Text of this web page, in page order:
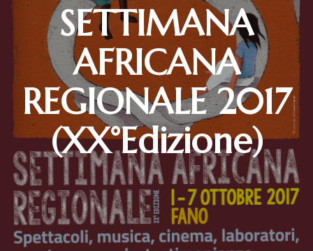
SETTIMANA
AFRICANA
REGIONALE 2017
(XX°Edizione)